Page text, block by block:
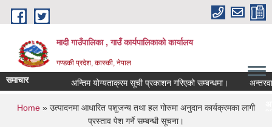
Skip to main content
मादी गाउँपालिका , गाउँ कार्यपालिकाको कार्यालय
गण्डकी प्रदेश, कास्की, नेपाल
समाचार अन्तिम योग्यताक्रम सूची प्रकाशन गरिएको सम्बन्धमा। अन्तरवार्ता
अन्तिम योग्यताक्रम
07/23/2026 - 16:53
You are here
Home » उत्पादनमा आधारित पशुजन्य तथा हल गोरुमा अनुदान कार्यक्रमका लागी
प्रस्ताव पेश गर्ने सम्बन्धी सूचना।